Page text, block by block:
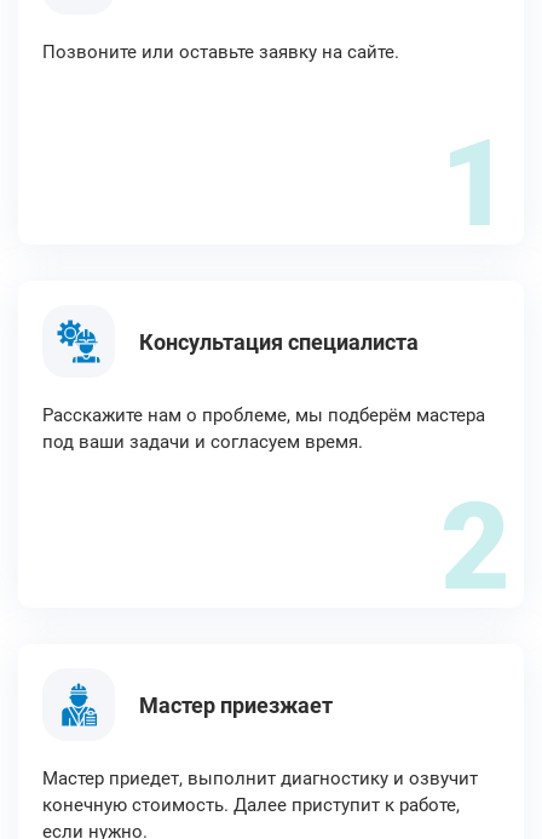
Позвоните или оставьте заявку на сайте.
1
Консультация специалиста
Расскажите нам о проблеме, мы подберём мастера
под ваши задачи и согласуем время.
2
Мастер приезжает
Мастер приедет, выполнит диагностику и озвучит
конечную стоимость. Далее приступит к работе,
если нужно.